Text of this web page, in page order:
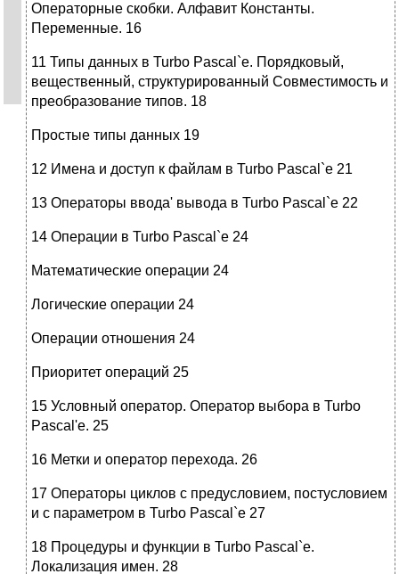
Операторные скобки. Алфавит Константы.
Переменные. 16
11 Типы данных в Turbo Pascal`е. Порядковый,
вещественный, структурированный Совместимость и
преобразование типов. 18
Простые типы данных 19
12 Имена и доступ к файлам в Turbo Pascal`е 21
13 Операторы ввода' вывода в Turbo Pascal`е 22
14 Операции в Turbo Pascal`е 24
Математические операции 24
Логические операции 24
Операции отношения 24
Приоритет операций 25
15 Условный оператор. Оператор выбора в Turbo
Pascal'e. 25
16 Метки и оператор перехода. 26
17 Операторы циклов с предусловием, постусловием
и с параметром в Turbo Pascal`е 27
18 Процедуры и функции в Turbo Pascal`е.
Локализация имен. 28